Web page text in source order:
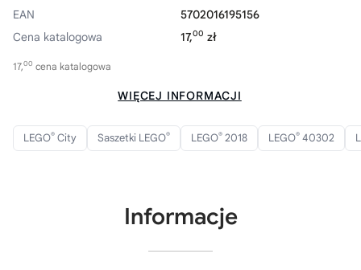
EAN
5702016195156
Cena katalogowa
17,00 zł
17,00 cena katalogowa
WIĘCEJ INFORMACJI
LEGO® City Saszetki LEGO® LEGO® 2018 LEGO® 40302
Informacje